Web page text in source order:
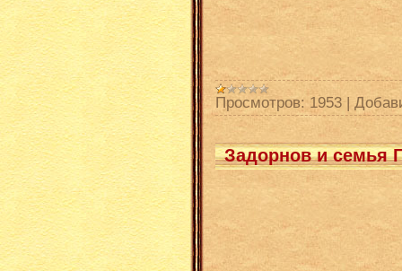
Просмотров: 1953 |
Задорнов и семья